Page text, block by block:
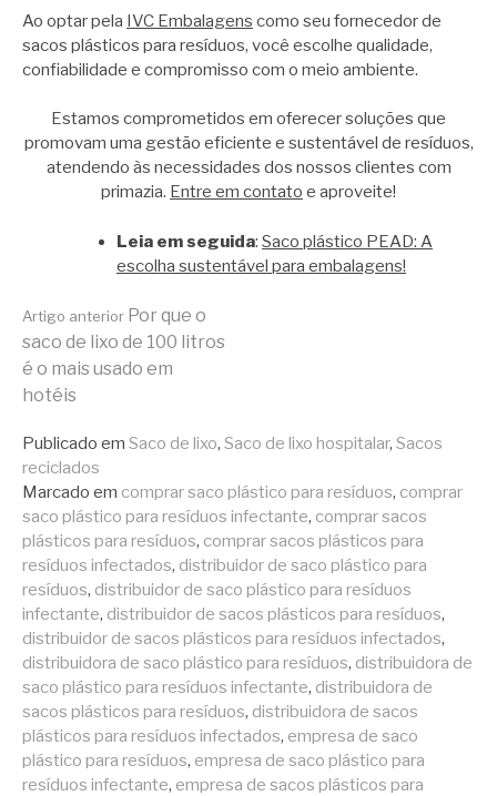
Ao optar pela IVC Embalagens como seu fornecedor de
sacos plásticos para resíduos, você escolhe qualidade,
confiabilidade e compromisso com o meio ambiente.
Estamos comprometidos em oferecer soluções que
promovam uma gestão eficiente e sustentável de resíduos,
atendendo às necessidades dos nossos clientes com
primazia. Entre em contato e aproveite!
Leia em seguida: Saco plástico PEAD: A
escolha sustentável para embalagens!
Continue
lendo
Artigo anterior Por que o
saco de lixo de 100 litros
é o mais usado em
hotéis
Publicado em Saco de lixo, Saco de lixo hospitalar, Sacos
reciclados
Marcado em comprar saco plástico para resíduos, comprar
saco plástico para resíduos infectante, comprar sacos
plásticos para resíduos, comprar sacos plásticos para
resíduos infectados, distribuidor de saco plástico para
resíduos, distribuidor de saco plástico para resíduos
infectante, distribuidor de sacos plásticos para resíduos,
distribuidor de sacos plásticos para resíduos infectados,
distribuidora de saco plástico para resíduos, distribuidora de
saco plástico para resíduos infectante, distribuidora de
sacos plásticos para resíduos, distribuidora de sacos
plásticos para resíduos infectados, empresa de saco
plástico para resíduos, empresa de saco plástico para
resíduos infectante, empresa de sacos plásticos para